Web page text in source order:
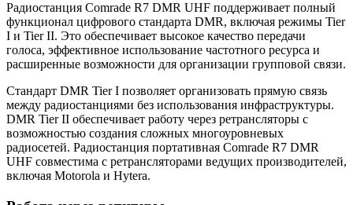
Радиостанция Comrade R7 DMR UHF поддерживает полный
функционал цифрового стандарта DMR, включая режимы Tier
I и Tier II. Это обеспечивает высокое качество передачи
голоса, эффективное использование частотного ресурса и
расширенные возможности для организации групповой связи.
Стандарт DMR Tier I позволяет организовать прямую связь
между радиостанциями без использования инфраструктуры.
DMR Tier II обеспечивает работу через ретрансляторы с
возможностью создания сложных многоуровневых
радиосетей. Радиостанция портативная Comrade R7 DMR
UHF совместима с ретрансляторами ведущих производителей,
включая Motorola и Hytera.